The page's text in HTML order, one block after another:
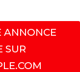
ANNONCE
SUR